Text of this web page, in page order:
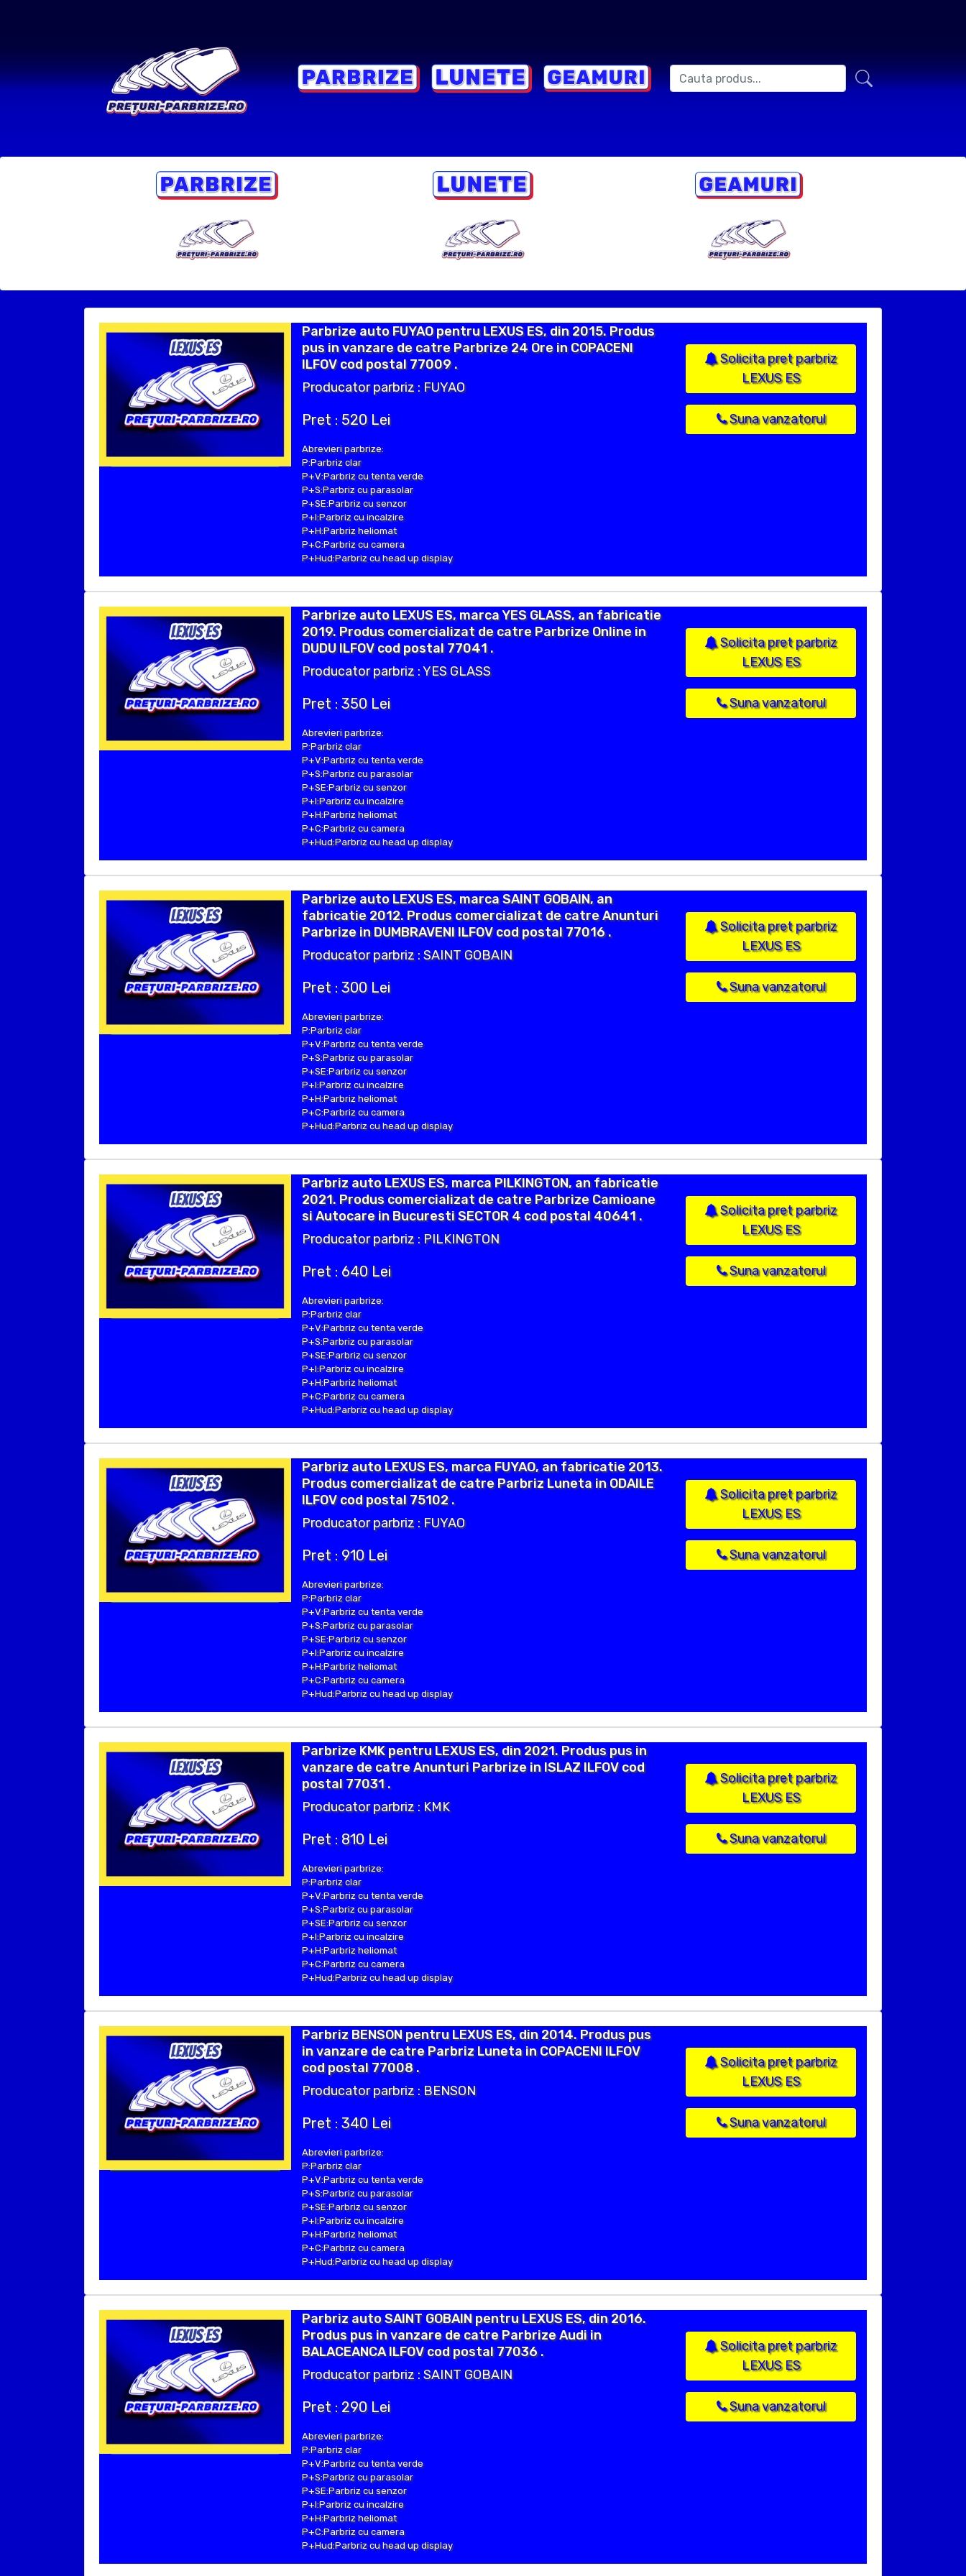
Parbrize auto FUYAO pentru LEXUS ES, din 2015. Produs
pus in vanzare de catre Parbrize 24 Ore in COPACENI
ILFOV cod postal 77009 .
Producator parbriz : FUYAO
Pret : 520 Lei
Abrevieri parbrize:
P:Parbriz clar
P+V:Parbriz cu tenta verde
P+S:Parbriz cu parasolar
P+SE:Parbriz cu senzor
P+I:Parbriz cu incalzire
P+H:Parbriz heliomat
P+C:Parbriz cu camera
P+Hud:Parbriz cu head up display
Solicita pret parbriz
LEXUS ES
Suna vanzatorul
Parbrize auto LEXUS ES, marca YES GLASS, an fabricatie
2019. Produs comercializat de catre Parbrize Online in
DUDU ILFOV cod postal 77041 .
Producator parbriz : YES GLASS
Pret : 350 Lei
Abrevieri parbrize:
P:Parbriz clar
P+V:Parbriz cu tenta verde
P+S:Parbriz cu parasolar
P+SE:Parbriz cu senzor
P+I:Parbriz cu incalzire
P+H:Parbriz heliomat
P+C:Parbriz cu camera
P+Hud:Parbriz cu head up display
Solicita pret parbriz
LEXUS ES
Suna vanzatorul
Parbrize auto LEXUS ES, marca SAINT GOBAIN, an
fabricatie 2012. Produs comercializat de catre Anunturi
Parbrize in DUMBRAVENI ILFOV cod postal 77016 .
Producator parbriz : SAINT GOBAIN
Pret : 300 Lei
Abrevieri parbrize:
P:Parbriz clar
P+V:Parbriz cu tenta verde
P+S:Parbriz cu parasolar
P+SE:Parbriz cu senzor
P+I:Parbriz cu incalzire
P+H:Parbriz heliomat
P+C:Parbriz cu camera
P+Hud:Parbriz cu head up display
Solicita pret parbriz
LEXUS ES
Suna vanzatorul
Parbriz auto LEXUS ES, marca PILKINGTON, an fabricatie
2021. Produs comercializat de catre Parbrize Camioane
si Autocare in Bucuresti SECTOR 4 cod postal 40641 .
Producator parbriz : PILKINGTON
Pret : 640 Lei
Abrevieri parbrize:
P:Parbriz clar
P+V:Parbriz cu tenta verde
P+S:Parbriz cu parasolar
P+SE:Parbriz cu senzor
P+I:Parbriz cu incalzire
P+H:Parbriz heliomat
P+C:Parbriz cu camera
P+Hud:Parbriz cu head up display
Solicita pret parbriz
LEXUS ES
Suna vanzatorul
Parbriz auto LEXUS ES, marca FUYAO, an fabricatie 2013.
Produs comercializat de catre Parbriz Luneta in ODAILE
ILFOV cod postal 75102 .
Producator parbriz : FUYAO
Pret : 910 Lei
Abrevieri parbrize:
P:Parbriz clar
P+V:Parbriz cu tenta verde
P+S:Parbriz cu parasolar
P+SE:Parbriz cu senzor
P+I:Parbriz cu incalzire
P+H:Parbriz heliomat
P+C:Parbriz cu camera
P+Hud:Parbriz cu head up display
Solicita pret parbriz
LEXUS ES
Suna vanzatorul
Parbrize KMK pentru LEXUS ES, din 2021. Produs pus in
vanzare de catre Anunturi Parbrize in ISLAZ ILFOV cod
postal 77031 .
Producator parbriz : KMK
Pret : 810 Lei
Abrevieri parbrize:
P:Parbriz clar
P+V:Parbriz cu tenta verde
P+S:Parbriz cu parasolar
P+SE:Parbriz cu senzor
P+I:Parbriz cu incalzire
P+H:Parbriz heliomat
P+C:Parbriz cu camera
P+Hud:Parbriz cu head up display
Solicita pret parbriz
LEXUS ES
Suna vanzatorul
Parbriz BENSON pentru LEXUS ES, din 2014. Produs pus
in vanzare de catre Parbriz Luneta in COPACENI ILFOV
cod postal 77008 .
Producator parbriz : BENSON
Pret : 340 Lei
Abrevieri parbrize:
P:Parbriz clar
P+V:Parbriz cu tenta verde
P+S:Parbriz cu parasolar
P+SE:Parbriz cu senzor
P+I:Parbriz cu incalzire
P+H:Parbriz heliomat
P+C:Parbriz cu camera
P+Hud:Parbriz cu head up display
Solicita pret parbriz
LEXUS ES
Suna vanzatorul
Parbriz auto SAINT GOBAIN pentru LEXUS ES, din 2016.
Produs pus in vanzare de catre Parbrize Audi in
BALACEANCA ILFOV cod postal 77036 .
Producator parbriz : SAINT GOBAIN
Pret : 290 Lei
Abrevieri parbrize:
P:Parbriz clar
P+V:Parbriz cu tenta verde
P+S:Parbriz cu parasolar
P+SE:Parbriz cu senzor
P+I:Parbriz cu incalzire
P+H:Parbriz heliomat
P+C:Parbriz cu camera
P+Hud:Parbriz cu head up display
Solicita pret parbriz
LEXUS ES
Suna vanzatorul